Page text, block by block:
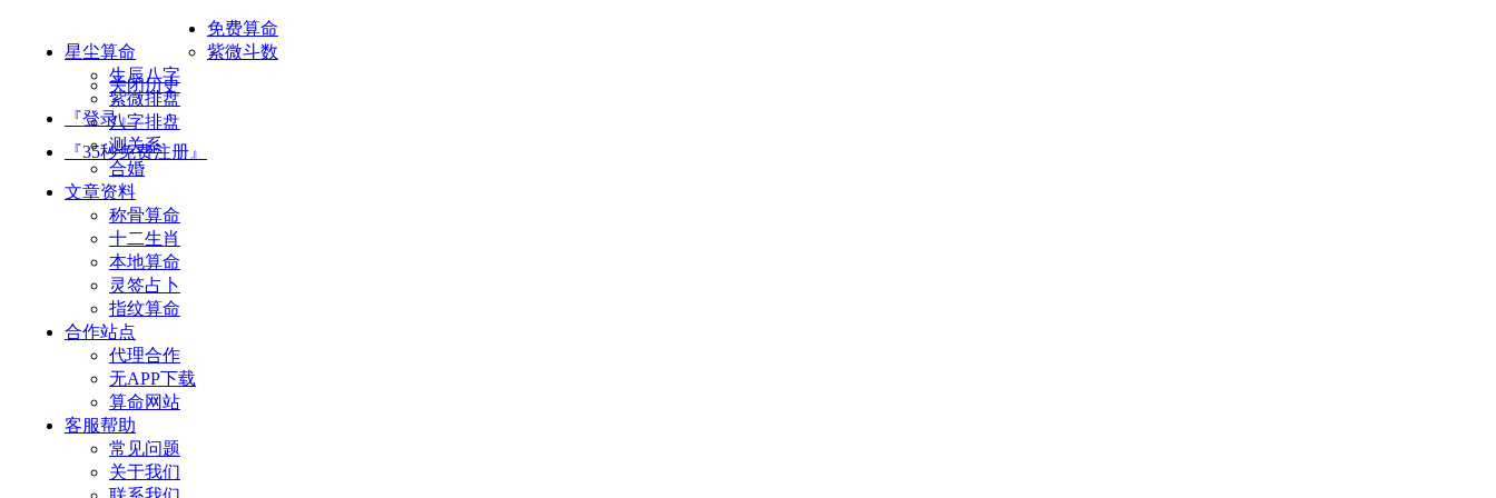
星尘算命
关闭历史
『登录』
『35秒免费注册』
免费算命
紫微斗数
生辰八字
紫微排盘
八字排盘
测关系
合婚
文章资料
称骨算命
十二生肖
本地算命
灵签占卜
指纹算命
合作站点
代理合作
无APP下载
算命网站
客服帮助
常见问题
关于我们